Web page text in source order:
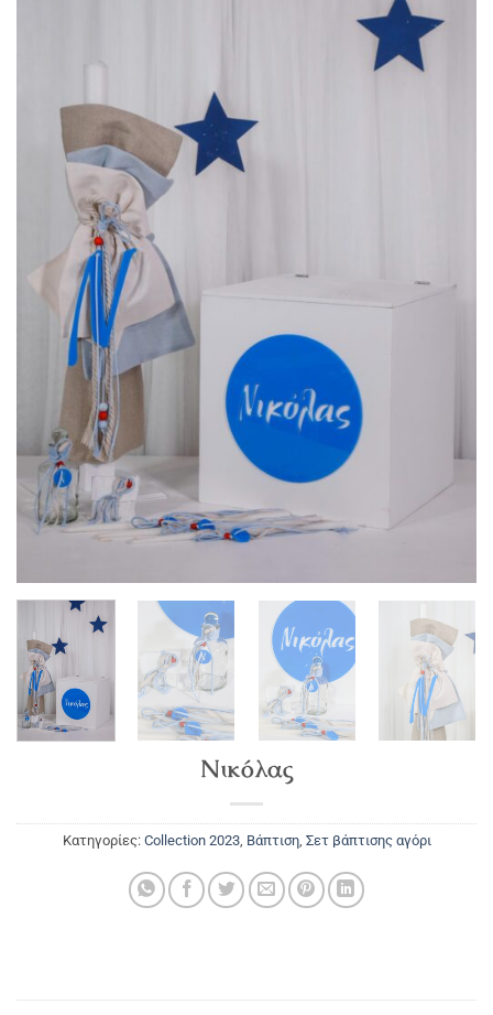
Νικόλας
Κατηγορίες: Collection 2023, Βάπτιση, Σετ βάπτισης αγόρι